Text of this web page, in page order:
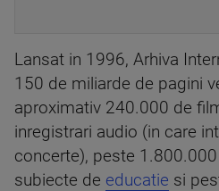
Lansat in 1996, Arhiva
150 de miliarde de pagini
aproximativ 240.000 de
inregistrari audio (in care
concerte), peste
subiecte de educatie si